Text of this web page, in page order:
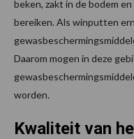
beken, zakt in de bodem
bereiken. Als winputten
Daarom mogen in deze
worden.
Kwaliteit van